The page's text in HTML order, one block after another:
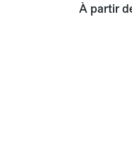
À partir